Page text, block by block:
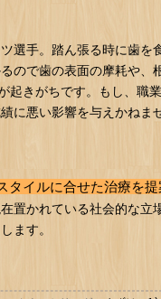
選手。踏ん張る時に歯を
ので歯の表面の摩耗や、
起きがちです。もし、職
に悪い影響を与えかねま
タイルに合せた治療を提
置かれている社会的な
ます。